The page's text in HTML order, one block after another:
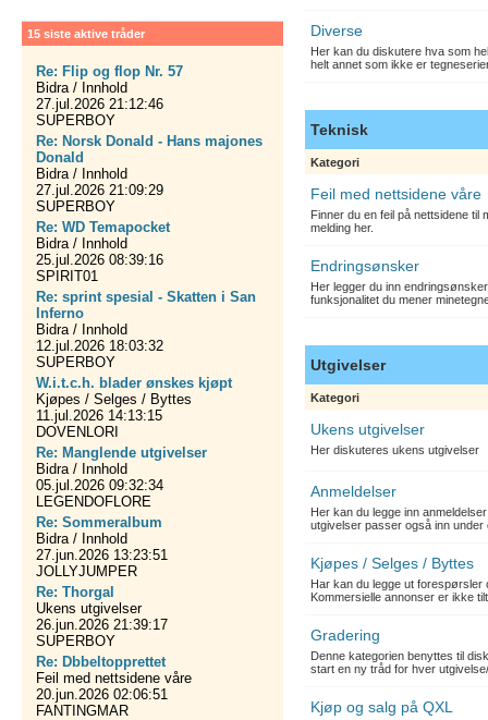
15 siste aktive tråder
Re: Flip og flop Nr. 57
Bidra / Innhold
27.jul.2026 21:12:46
SUPERBOY
Re: Norsk Donald - Hans majones
Donald
Bidra / Innhold
27.jul.2026 21:09:29
SUPERBOY
Re: WD Temapocket
Bidra / Innhold
25.jul.2026 08:39:16
SPIRIT01
Re: sprint spesial - Skatten i San
Inferno
Bidra / Innhold
12.jul.2026 18:03:32
SUPERBOY
W.i.t.c.h. blader ønskes kjøpt
Kjøpes / Selges / Byttes
11.jul.2026 14:13:15
DOVENLORI
Re: Manglende utgivelser
Bidra / Innhold
05.jul.2026 09:32:34
LEGENDOFLORE
Re: Sommeralbum
Bidra / Innhold
27.jun.2026 13:23:51
JOLLYJUMPER
Re: Thorgal
Ukens utgivelser
26.jun.2026 21:39:17
SUPERBOY
Re: Dbbeltopprettet
Feil med nettsidene våre
20.jun.2026 02:06:51
FANTINGMAR
Diverse
Her kan du diskutere hva som
helt annet som ikke er
Teknisk
Kategori
Feil med nettsidene våre
Finner du en feil på nettsidene til
melding her.
Endringsønsker
Her legger du inn
funksjonalitet du mener
Utgivelser
Kategori
Ukens utgivelser
Her diskuteres ukens utgivelser
Anmeldelser
Her kan du legge inn
utgivelser passer også inn under
Kjøpes / Selges / Byttes
Har kan du legge ut forespørsler
Kommersielle annonser er ikke
Gradering
Denne kategorien benyttes til
start en ny tråd for hver
Kjøp og salg på QXL